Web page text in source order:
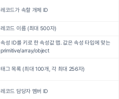
레코드가 속할 개체 ID
레코드 이름 (최대 500자)
속성 ID를 키로 한 속성값 맵. 값은 속성 타입에 맞는
primitive/array/object
태그 목록 (최대 100개, 각 최대 256자)
레코드 담당자 멤버 ID